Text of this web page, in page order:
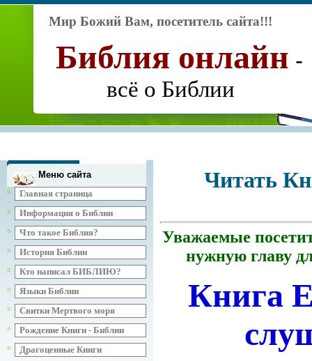
Мир Божий Вам, посетитель сайта!!!
Библия онлайн -
всё о Библии
Меню сайта
Главная страница
Информация о Библии
Что такое Библия?
История Библии
Кто написал БИБЛИЮ?
Языки Библии
Свитки Мертвого моря
Рождение Книги - Библии
Драгоценные Книги
Читать
Уважаемые
нужную главу
Книга